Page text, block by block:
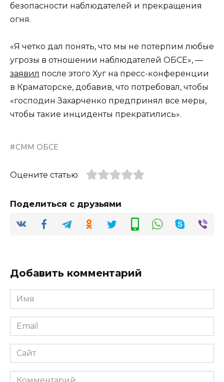
безопасности наблюдателей и прекращения
огня.
«Я четко дал понять, что мы не потерпим любые
угрозы в отношении наблюдателей ОБСЕ», —
заявил после этого Хуг на пресс-конференции
в Краматорске, добавив, что потребовал, чтобы
«господин Захарченко предпринял все меры,
чтобы такие инциденты прекратились».
СММ ОБСЕ
Оцените статью
Поделиться с друзьями
Добавить комментарий
Имя
*
Email
*
Сайт
Комментарий